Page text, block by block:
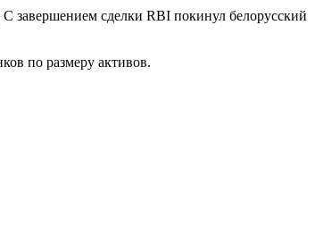
завершением сделки RBI покинул белорусский
по размеру активов.